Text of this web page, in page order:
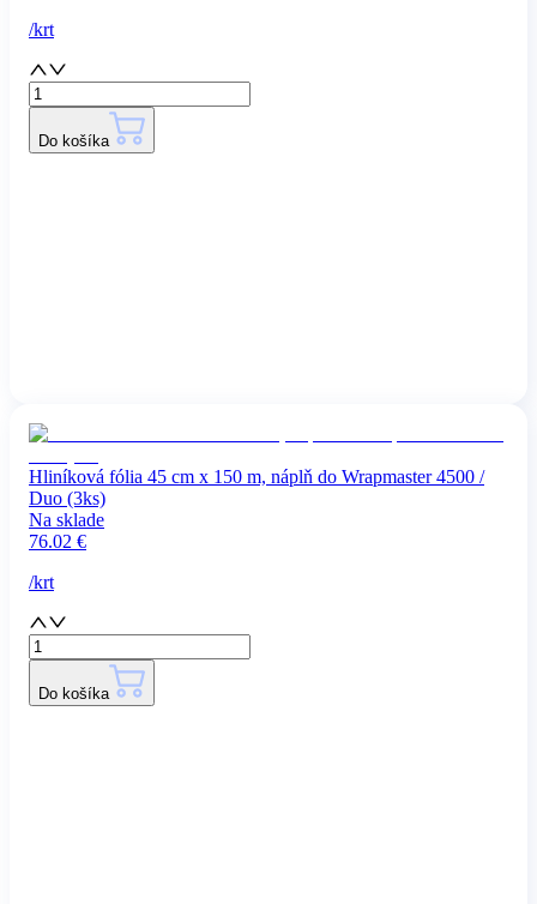
/krt
Do košíka
Hliníková fólia 45 cm x 150 m, náplň do Wrapmaster 4500 /
Duo (3ks)
Na sklade
76.02 €
/krt
Do košíka